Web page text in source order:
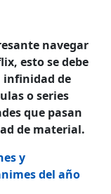
navegar
esto se debe
infinidad de
o series
que pasan
de material.
y
del año